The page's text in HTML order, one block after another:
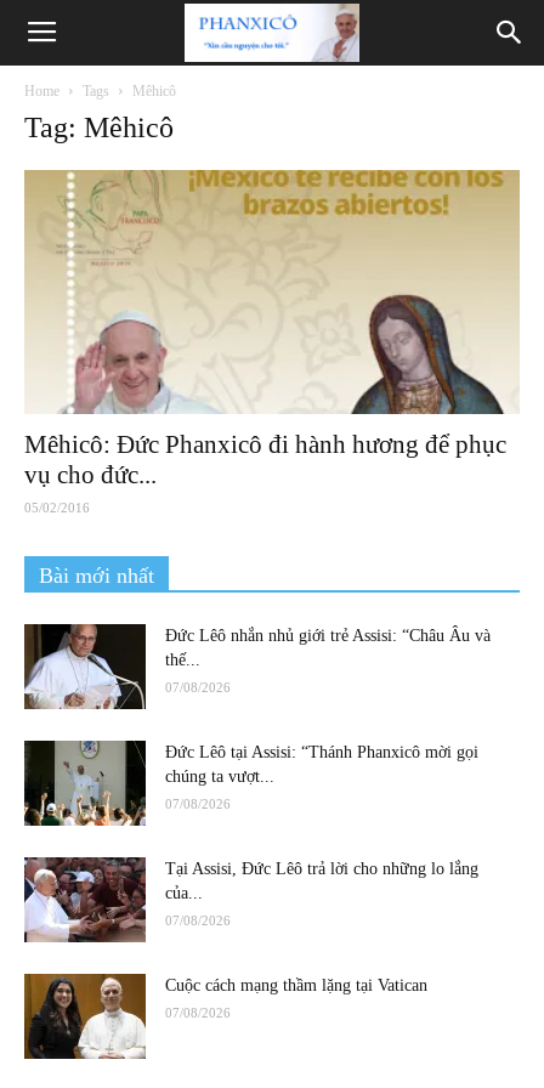
Phanxicô
Home Tags Mêhicô
Tag: Mêhicô
Mêhicô: Đức Phanxicô đi hành hương để phục
vụ cho đức...
05/02/2016
Bài mới nhất
Đức Lêô nhắn nhủ giới trẻ Assisi: “Châu Âu và
thế...
07/08/2026
Đức Lêô tại Assisi: “Thánh Phanxicô mời gọi
chúng ta vượt...
07/08/2026
Tại Assisi, Đức Lêô trả lời cho những lo lắng
của...
07/08/2026
Cuộc cách mạng thầm lặng tại Vatican
07/08/2026